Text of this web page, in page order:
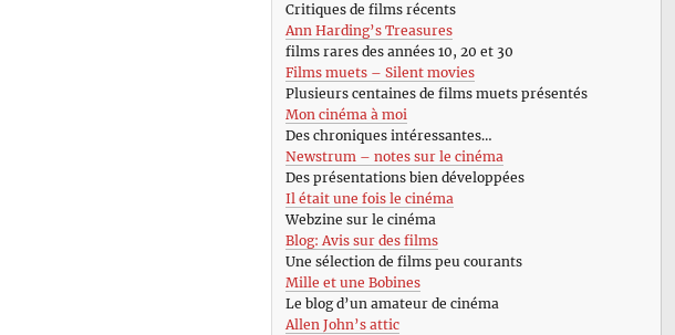
Critiques de films récents
Ann Harding’s Treasures
films rares des années 10, 20 et 30
Films muets – Silent movies
Plusieurs centaines de films muets présentés
Mon cinéma à moi
Des chroniques intéressantes…
Newstrum – notes sur le cinéma
Des présentations bien développées
Il était une fois le cinéma
Webzine sur le cinéma
Blog: Avis sur des films
Une sélection de films peu courants
Mille et une Bobines
Le blog d’un amateur de cinéma
Allen John’s attic